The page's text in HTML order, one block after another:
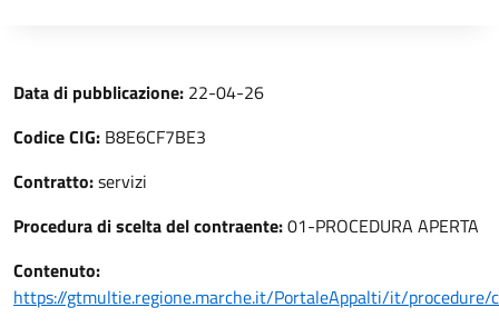
Data di pubblicazione: 22-04-26
Codice CIG: B8E6CF7BE3
Contratto:servizi
Procedura di scelta del contraente:01-PROCEDURA APERTA
Contenuto:
https://gtmultie.regione.marche.it/PortaleAppalti/it/procedure/